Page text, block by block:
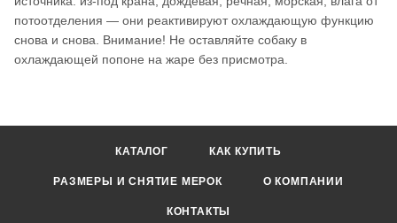
потоотделения ― они реактивируют охлаждающую функцию
снова и снова. Внимание! Не оставляйте собаку в
охлаждающей попоне на жаре без присмотра.
КАТАЛОГ КАК КУПИТЬ
РАЗМЕРЫ И СНЯТИЕ МЕРОК О КОМПАНИИ
КОНТАКТЫ